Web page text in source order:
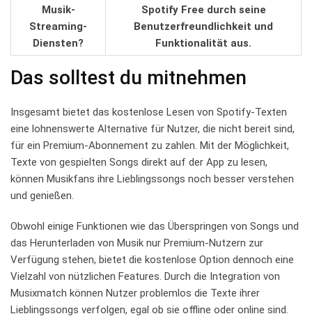
Musik-
Streaming-
Diensten?
Spotify Free durch seine
Benutzerfreundlichkeit und
Funktionalität⁢ aus.
Das solltest du mitnehmen
Insgesamt bietet​ das ‍kostenlose ⁢Lesen von Spotify-Texten
eine lohnenswerte Alternative für Nutzer, die nicht bereit sind,
für⁣ ein Premium-Abonnement zu ⁤zahlen. Mit der Möglichkeit,
Texte von ⁢gespielten Songs direkt auf der ⁢App zu lesen,
können Musikfans ihre Lieblingssongs‌ noch⁣ besser verstehen
und genießen.
Obwohl einige Funktionen wie ⁤das Überspringen von Songs und
das​ Herunterladen von Musik nur Premium-Nutzern zur
Verfügung stehen, bietet die kostenlose Option ⁣dennoch​ eine
Vielzahl ‌von nützlichen ‌Features. ‌Durch ⁣die ​Integration ⁤von⁢
Musixmatch können⁣ Nutzer problemlos die⁣ Texte ihrer ​
Lieblingssongs verfolgen, egal ob sie ‍offline oder online sind.